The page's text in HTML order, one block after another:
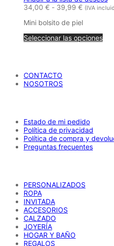
34,00 € - 39,99 €Rango
precios:
desde
34,00 €
(IVA
Mini bolsito de piel
Seleccionar las opcionesEste
CONTACTO
NOSOTROS
Estado de mi pedido
Política de privacidad
Política de compra y
Preguntas frecuentes
PERSONALIZADOS
ROPA
INVITADA
ACCESORIOS
CALZADO
JOYERÍA
HOGAR Y BAÑO
REGALOS